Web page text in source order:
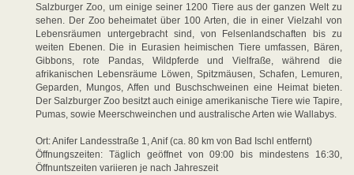
Salzburger Zoo, um einige seiner 1200 Tiere aus der ganzen Welt zu
sehen. Der Zoo beheimatet über 100 Arten, die in einer Vielzahl von
Lebensräumen untergebracht sind, von Felsenlandschaften bis zu
weiten Ebenen. Die in Eurasien heimischen Tiere umfassen, Bären,
Gibbons, rote Pandas, Wildpferde und Vielfraße, während die
afrikanischen Lebensräume Löwen, Spitzmäusen, Schafen, Lemuren,
Geparden, Mungos, Affen und Buschschweinen eine Heimat bieten.
Der Salzburger Zoo besitzt auch einige amerikanische Tiere wie Tapire,
Pumas, sowie Meerschweinchen und australische Arten wie Wallabys.
Ort: Anifer Landesstraße 1, Anif (ca. 80 km von Bad Ischl entfernt)
Öffnungszeiten: Täglich geöffnet von 09:00 bis mindestens 16:30,
Öffnuntszeiten variieren je nach Jahreszeit